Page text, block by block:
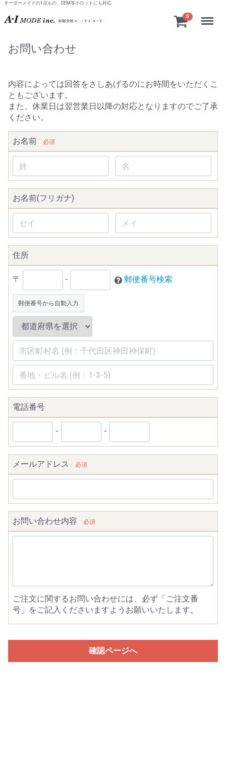
オーダーメイドの1点もの、OEM等小ロットにも対応
0 Menu
お問い合わせ
内容によっては回答をさしあげるのにお時間をいただくこ
ともございます。
また、休業日は翌営業日以降の対応となりますのでご了承
ください。
お名前 必須
お名前(フリガナ)
住所
〒 - 郵便番号検索
郵便番号から自動入力
電話番号
- -
メールアドレス 必須
お問い合わせ内容 必須
ご注文に関するお問い合わせには、必ず「ご注文番
号」をご記入くださいますようお願いいたします。
確認ページへ